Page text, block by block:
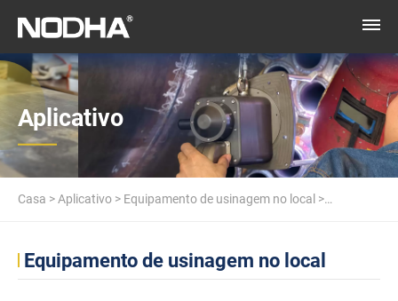
Aplicativo
Casa >Aplicativo > Equipamento de usinagem no local >
Equipamento de usinagem no local